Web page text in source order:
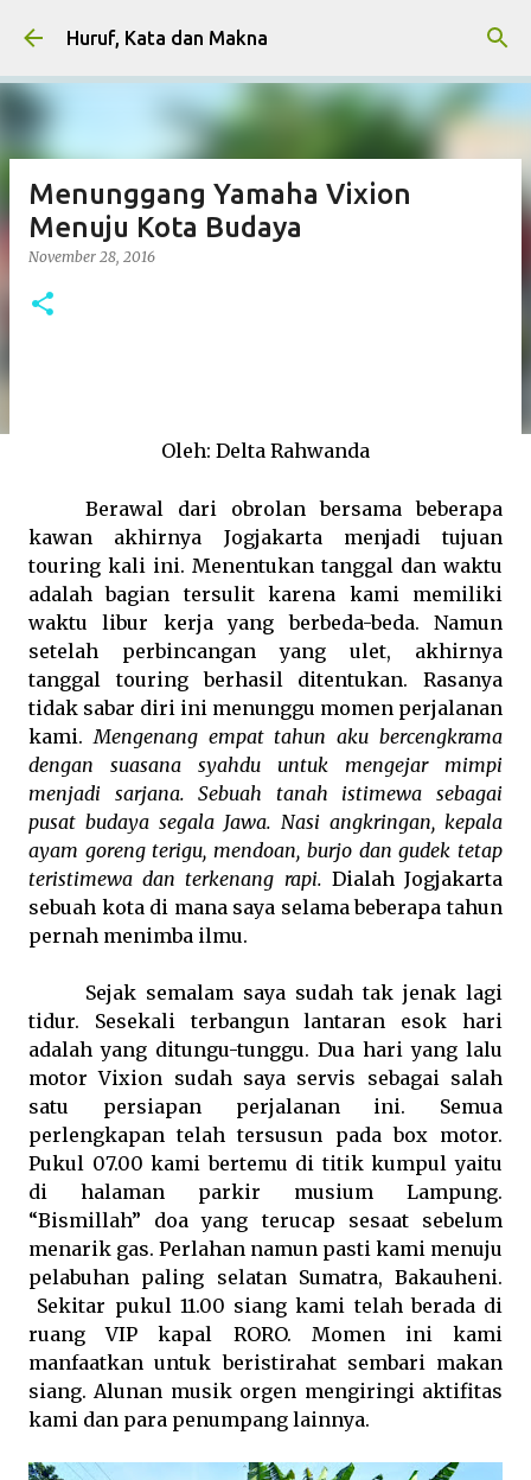
Skip to main content
Huruf, Kata dan Makna
Menunggang Yamaha Vixion
Menuju Kota Budaya
November 28, 2016
Oleh: Delta Rahwanda
Berawal dari obrolan bersama beberapa
kawan akhirnya Jogjakarta menjadi tujuan
touring kali ini. Menentukan tanggal dan waktu
adalah bagian tersulit karena kami memiliki
waktu libur kerja yang berbeda-beda. Namun
setelah perbincangan yang ulet, akhirnya
tanggal touring berhasil ditentukan. Rasanya
tidak sabar diri ini menunggu momen perjalanan
kami.Mengenang empat tahun aku bercengkrama
dengan suasana syahdu untuk mengejar mimpi
menjadi sarjana. Sebuah tanah istimewa sebagai
pusat budaya segala Jawa. Nasi angkringan, kepala
ayam goreng terigu, mendoan, burjo dan gudek tetap
teristimewa dan terkenang rapi. Dialah Jogjakarta
sebuah kota di mana saya selama beberapa tahun
pernah menimba ilmu.
Sejak semalam saya sudah tak jenak lagi
tidur. Sesekali terbangun lantaran esok hari
adalah yang ditungu-tunggu. Dua hari yang lalu
motor Vixion sudah saya servis sebagai salah
satu persiapan perjalanan ini. Semua
perlengkapan telah tersusun pada box motor.
Pukul 07.00 kami bertemu di titik kumpul yaitu
di halaman parkir musium Lampung.
“Bismillah” doa yang terucap sesaat sebelum
menarik gas. Perlahan namun pasti kami menuju
pelabuhan paling selatan Sumatra, Bakauheni.
Sekitar pukul 11.00 siang kami telah berada di
ruang VIP kapal RORO. Momen ini kami
manfaatkan untuk beristirahat sembari makan
siang. Alunan musik orgen mengiringi aktifitas
kami dan para penumpang lainnya.